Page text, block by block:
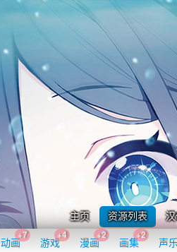
主页 资源列表
动画
+7
游戏
+4
漫画
+2
画集
+2
声